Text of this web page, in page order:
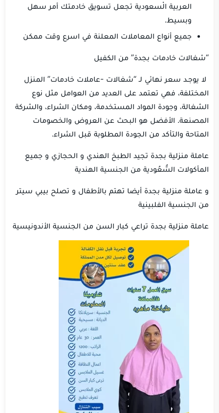
العربية الْسعودية تجعل تسويق خادمتك أمر سهل
وبسيط.
جميع أنواع المعاملات المعلنة في اسرع وقت ممكن
“شغالات خادمات بجدة” من الكفيل
لا يوجـد سعر نهائي لـ “شغالات -عاملات خادمات” المنزل
المختلفة، فهي تعتمد على العديد من العوامل مثل نوع
الشغالة، وجودة المواد المستخدمة، ومكان الشراء، والشركة
المصنعة. الأفضل هو البحث عن العروض والخصومات
المتاحة والتأكد من الجودة المطلوبة قبل الشراء.
عاملة منزلية بجدة تجيد الطبخ الهندي و الحجازي و جميع
المأكولات السُّعُودية من الجنسية الهندية
و عاملة منزلية بجدة أيضا تهتم بالأطفال و تصلح بيبي سيتر
من الجنسية الفلبينية
عاملة منزلية بجدة تراعي كبار السن من الجنسية الأندونيسية